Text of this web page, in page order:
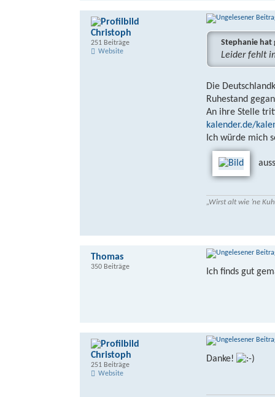
Stephanie hat
Leider fehlt
Die
Ruhestand
An ihre Stelle
kalender.de/
Ich würde mich
„Wirst alt wie ’ne
Christoph
251 Beiträge
Website
Ich finds gut
Thomas
350 Beiträge
Danke!
Christoph
251 Beiträge
Website